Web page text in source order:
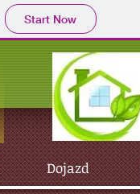
Start Now
Dojazd